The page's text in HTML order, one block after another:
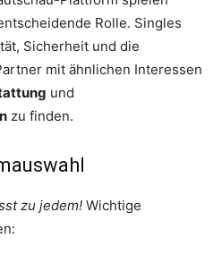
Rolle. Singles
Sicherheit und die
mit ähnlichen Interessen
und
zu finden.
zu jedem! Wichtige